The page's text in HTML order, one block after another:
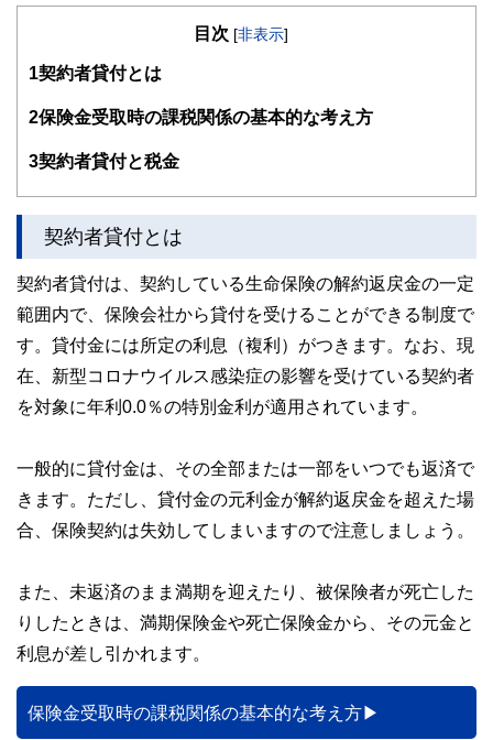
が多い。教育資金、住宅購入、年金、資産運用、保険、離婚
ている。教育資金をテーマにした講演は延べ800校以上の高
また、保険や介護のお金に詳しいファイナンシャル・プラン
る。共著に「これで安心！入院・介護のお金」（技術評論
社）がある。
目次 [非表示]
1契約者貸付とは
2保険金受取時の課税関係の基本的な考え方
3契約者貸付と税金
契約者貸付とは
契約者貸付は、契約している生命保険の解約返戻金の一定
範囲内で、保険会社から貸付を受けることができる制度で
す。貸付金には所定の利息（複利）がつきます。なお、現
在、新型コロナウイルス感染症の影響を受けている契約者
を対象に年利0.0％の特別金利が適用されています。
一般的に貸付金は、その全部または一部をいつでも返済で
きます。ただし、貸付金の元利金が解約返戻金を超えた場
合、保険契約は失効してしまいますので注意しましょう。
また、未返済のまま満期を迎えたり、被保険者が死亡した
りしたときは、満期保険金や死亡保険金から、その元金と
利息が差し引かれます。
保険金受取時の課税関係の基本的な考え方